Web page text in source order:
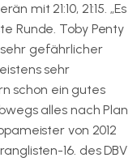
mit 21:10, 21:15. „Es
Runde. Toby Penty
gefährlicher
sehr
schon ein gutes
alles nach Plan
von 2012
16. des DBV